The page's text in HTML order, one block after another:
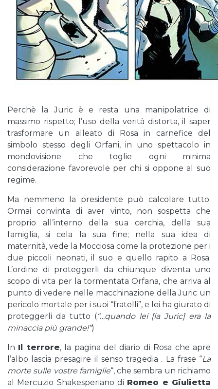
Perchè la Juric è e resta una manipolatrice di
massimo rispetto; l’uso della verità distorta, il saper
trasformare un alleato di Rosa in carnefice del
simbolo stesso degli Orfani, in uno spettacolo in
mondovisione che toglie ogni minima
considerazione favorevole per chi si oppone al suo
regime.
Ma nemmeno la presidente può calcolare tutto.
Ormai convinta di aver vinto, non sospetta che
proprio all’interno della sua cerchia, della sua
famiglia, si cela la sua fine; nella sua idea di
maternità, vede la Mocciosa come la protezione per i
due piccoli neonati, il suo e quello rapito a Rosa.
L’ordine di proteggerli da chiunque diventa uno
scopo di vita per la tormentata Orfana, che arriva al
punto di vedere nelle macchinazione della Juric un
pericolo mortale per i suoi “fratelli”, e lei ha giurato di
proteggerli da tutto (“…quando lei [la Juric] era la
minaccia più grande!”)
In Il terrore, la pagina del diario di Rosa che apre
l’albo lascia presagire il senso tragedia . La frase “La
morte sulle vostre famiglie“, che sembra un richiamo
al Mercuzio Shakesperiano di Romeo e Giulietta